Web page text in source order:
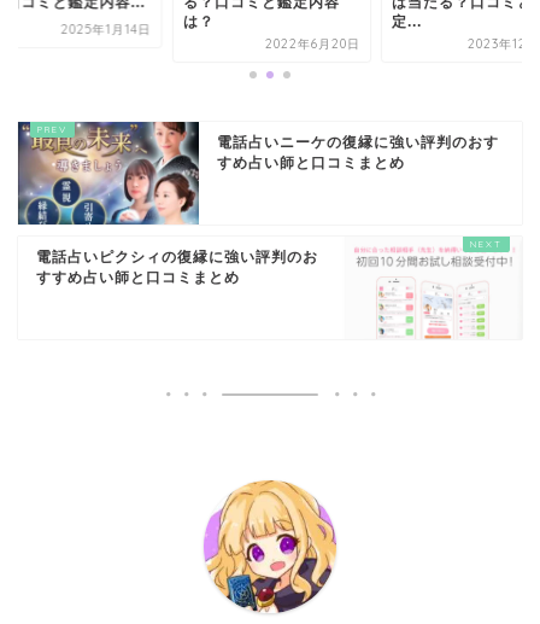
2025年1月14日
は？
2022年6月20日
定...
2023年12
電話占いニーケの復縁に強い評判のおす
すめ占い師と口コミまとめ
電話占いピクシィの復縁に強い評判のお
すすめ占い師と口コミまとめ